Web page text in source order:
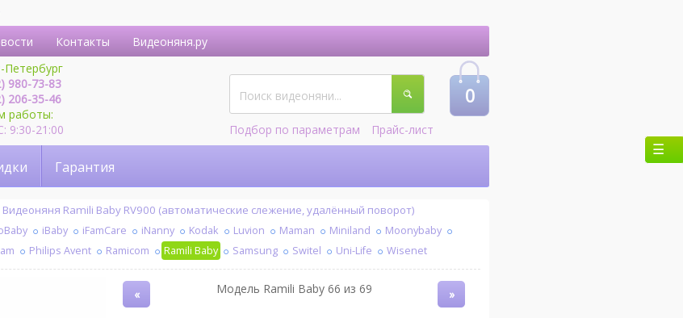
Контакты
Видеоняня.ру
Петербург
980-73-83
206-35-46
работы:
9:30-21:00
Подбор по параметрам Прайс-лист
0
Гарантия
Видеоняня Ramili Baby RV900 (автоматические слежение, удалённый поворот)
iBaby iFamCare iNanny Kodak Luvion Maman Miniland
Moonybaby
Philips Avent Ramicom Ramili Baby Samsung Switel Uni-Life Wisenet
« Модель Ramili Baby 66 из 69 »